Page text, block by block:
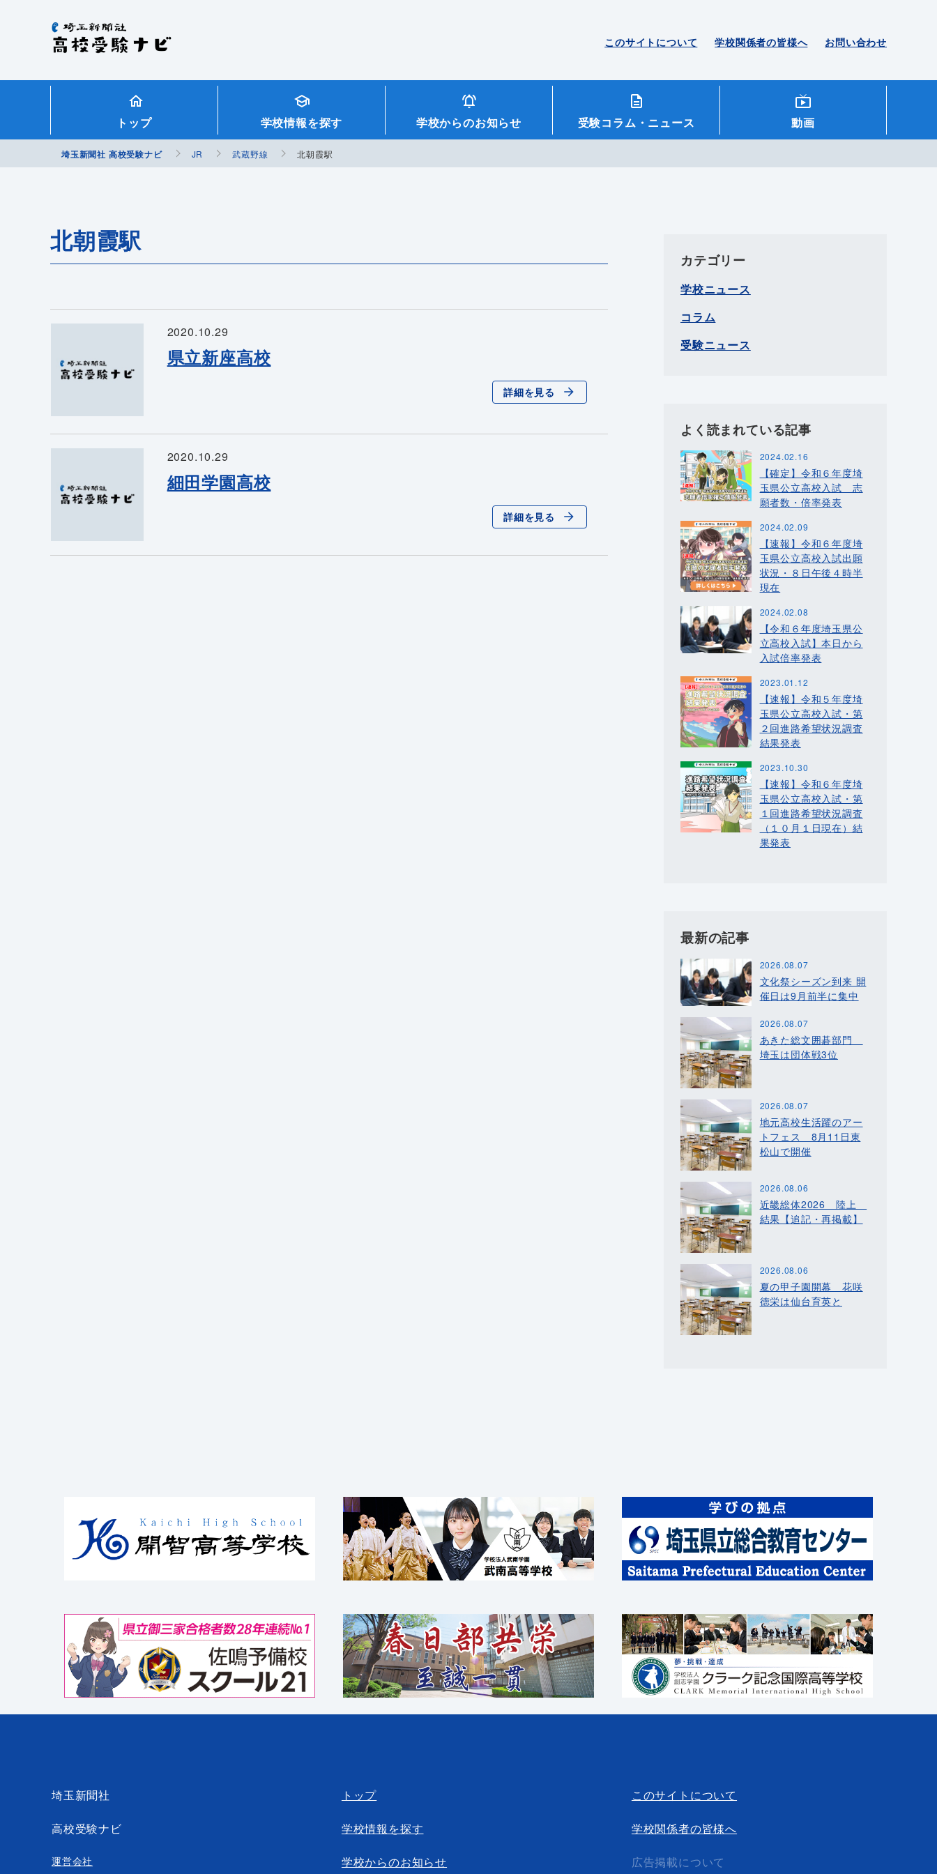
このサイトについて 学校関係者の皆様へ お問い合わせ
トップ 学校情報を探す 学校からのお知らせ 受験コラム ・ニュース 動画
埼玉新聞社 高校受験ナビ JR 武蔵野線 北朝霞駅
北朝霞駅
2020.10.29
県立新座高校
詳細を見る
2020.10.29
細田学園高校
詳細を見る
カテゴリー
学校ニュース
コラム
受験ニュース
よく読まれている記事
2024.02.16
【確定】令和６年度埼
玉県公立高校入試 志
願者数・倍率発表
2024.02.09
【速報】令和６年度埼
玉県公立高校入試出願
状況・８日午後４時半
現在
2024.02.08
【令和６年度埼玉県公
立高校入試】本日から
入試倍率発表
2023.01.12
【速報】令和５年度埼
玉県公立高校入試・第
２回進路希望状況調査
結果発表
2023.10.30
【速報】令和６年度埼
玉県公立高校入試・第
１回進路希望状況調査
（１０月１日現在）結
果発表
最新の記事
2026.08.07
文化祭シーズン到来 開
催日は9月前半に集中
2026.08.07
あきた総文囲碁部門
埼玉は団体戦3位
2026.08.07
地元高校生活躍のアー
トフェス 8月11日東
松山で開催
2026.08.06
近畿総体2026 陸上
結果【追記・再掲載】
2026.08.06
夏の甲子園開幕 花咲
徳栄は仙台育英と
埼玉新聞社
高校受験ナビ
運営会社
トップ
学校情報を探す
学校からのお知らせ
このサイトについて
学校関係者の皆様へ
広告掲載について